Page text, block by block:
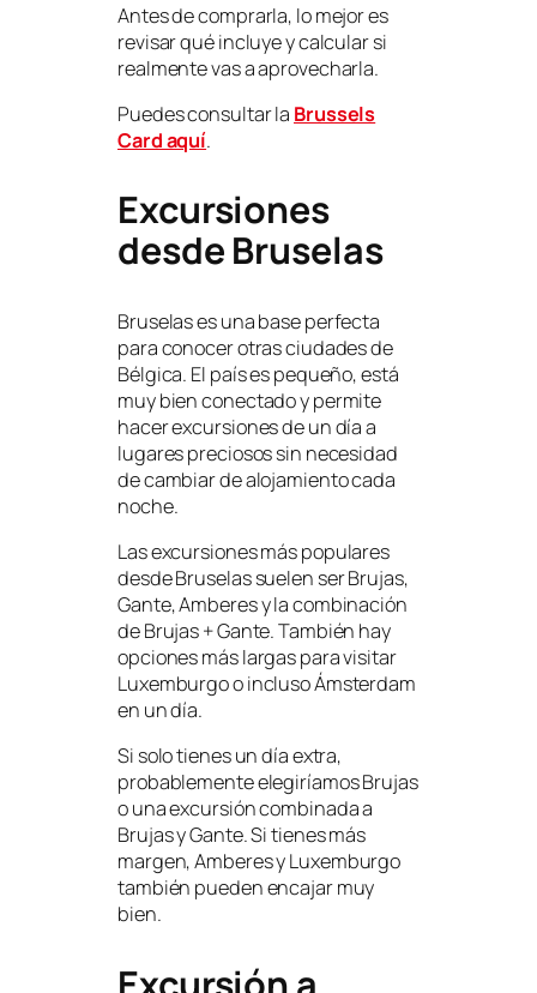
Antes de comprarla, lo mejor es
revisar qué incluye y calcular si
realmente vas a aprovecharla.
Puedes consultar la Brussels
Card aquí.
Excursiones
desde Bruselas
Bruselas es una base perfecta
para conocer otras ciudades de
Bélgica. El país es pequeño, está
muy bien conectado y permite
hacer excursiones de un día a
lugares preciosos sin necesidad
de cambiar de alojamiento cada
noche.
Las excursiones más populares
desde Bruselas suelen ser Brujas,
Gante, Amberes y la combinación
de Brujas + Gante. También hay
opciones más largas para visitar
Luxemburgo o incluso Ámsterdam
en un día.
Si solo tienes un día extra,
probablemente elegiríamos Brujas
o una excursión combinada a
Brujas y Gante. Si tienes más
margen, Amberes y Luxemburgo
también pueden encajar muy
bien.